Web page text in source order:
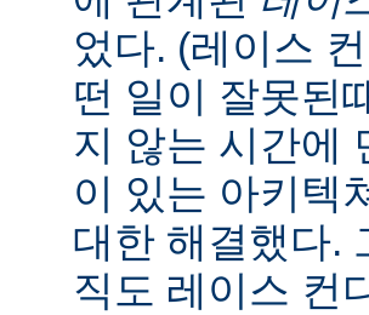
었다. (레이스
떤 일이 잘못된
지 않는 시간에
이 있는 아키텍
대한 해결했다.
직도 레이스 컨